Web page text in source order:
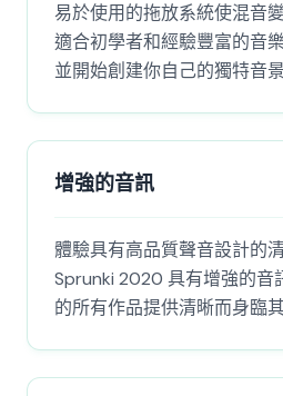
易於使用的拖放系統使混音
適合初學者和經驗豐富的音
並開始創建你自己的獨特音
增強的音訊
體驗具有高品質聲音設計的
Sprunki 2020 具有增強的音
的所有作品提供清晰而身臨